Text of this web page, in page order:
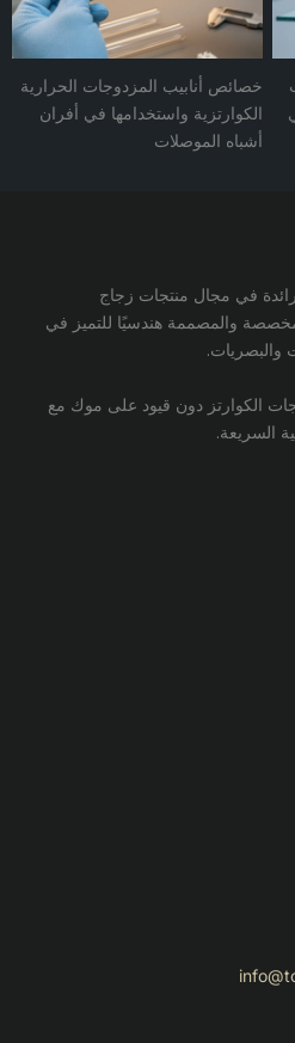
خصائص أنابيب المزدوجات الحرارية
الكوارتزية واستخدامها في أفران
أشباه الموصلات
كانت TOQUARTZ رائدة في مجال منتجات زجاج
والمصممة هندسيًا للتميز في
والبصريات.
الكوارتز دون قيود على موك مع
السريعة.